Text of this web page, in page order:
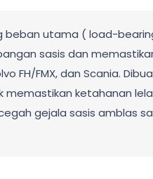
beban utama ( load-
sasis dan
FH/FMX, dan Scania.
memastikan ketahanan
gejala sasis amblas